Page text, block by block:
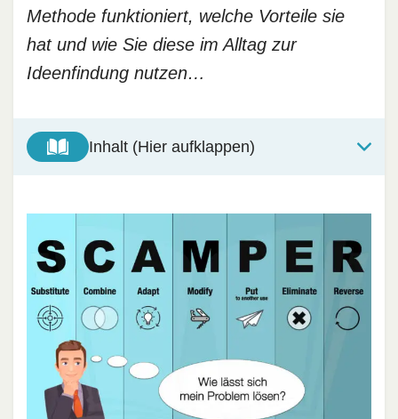
Methode funktioniert, welche Vorteile sie
hat und wie Sie diese im Alltag zur
Ideenfindung nutzen…
Inhalt (Hier aufklappen)